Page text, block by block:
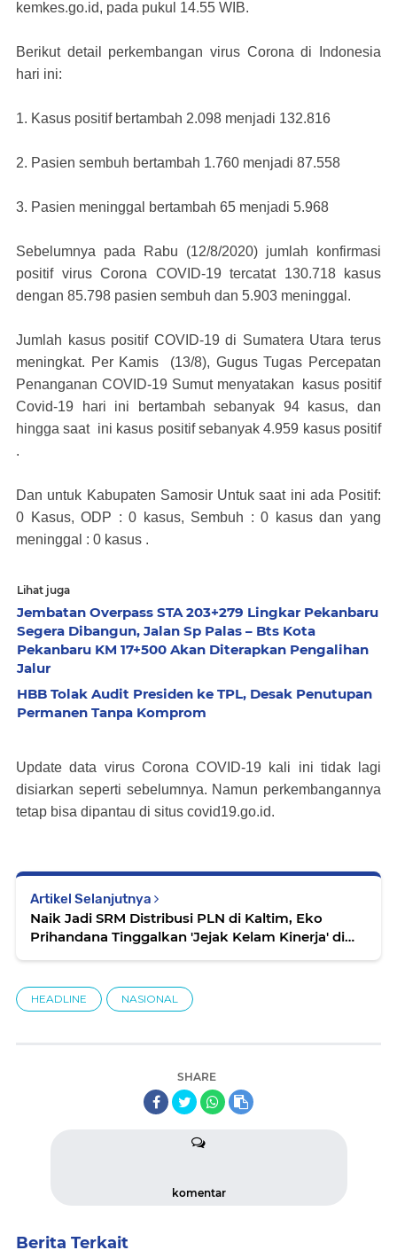
kemkes.go.id, pada pukul 14.55 WIB.
Berikut detail perkembangan virus Corona di Indonesia
hari ini:
1. Kasus positif bertambah 2.098 menjadi 132.816
2. Pasien sembuh bertambah 1.760 menjadi 87.558
3. Pasien meninggal bertambah 65 menjadi 5.968
Sebelumnya pada Rabu (12/8/2020) jumlah konfirmasi
positif virus Corona COVID-19 tercatat 130.718 kasus
dengan 85.798 pasien sembuh dan 5.903 meninggal.
Jumlah kasus positif COVID-19 di Sumatera Utara terus
meningkat. Per Kamis (13/8), Gugus Tugas Percepatan
Penanganan COVID-19 Sumut menyatakan kasus positif
Covid-19 hari ini bertambah sebanyak 94 kasus, dan
hingga saat ini kasus positif sebanyak 4.959 kasus positif
.
Dan untuk Kabupaten Samosir Untuk saat ini ada Positif:
0 Kasus, ODP : 0 kasus, Sembuh : 0 kasus dan yang
meninggal : 0 kasus .
Lihat juga
Jembatan Overpass STA 203+279 Lingkar Pekanbaru
Segera Dibangun, Jalan Sp Palas – Bts Kota
Pekanbaru KM 17+500 Akan Diterapkan Pengalihan
Jalur
HBB Tolak Audit Presiden ke TPL, Desak Penutupan
Permanen Tanpa Komprom
Update data virus Corona COVID-19 kali ini tidak lagi
disiarkan seperti sebelumnya. Namun perkembangannya
tetap bisa dipantau di situs covid19.go.id.
Artikel Selanjutnya
Naik Jadi SRM Distribusi PLN di Kaltim, Eko
Prihandana Tinggalkan 'Jejak Kelam Kinerja' di
HEADLINE NASIONAL
SHARE
komentar
Berita Terkait